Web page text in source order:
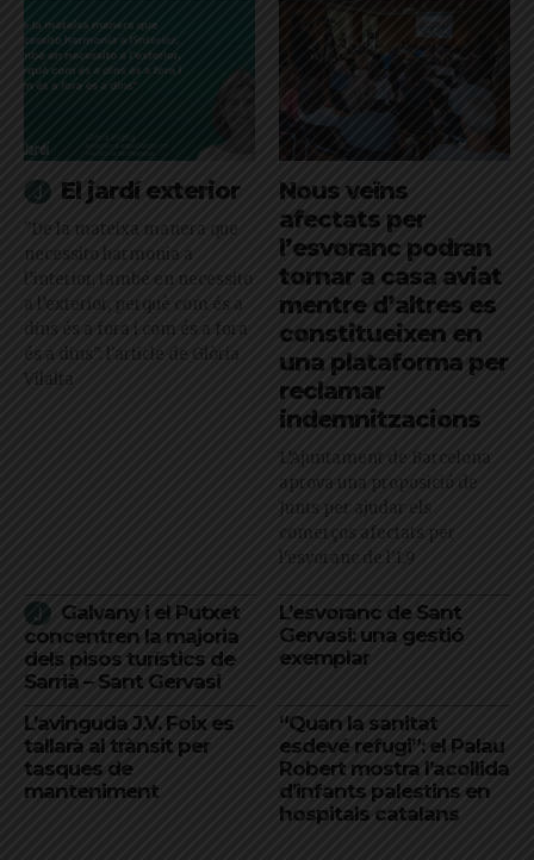
El jardí exterior
"De la mateixa manera que
necessito harmonia a
l’interior, també en necessito
a l’exterior, perquè com és a
dins és a fora i com és a fora
és a dins": l'article de Glòria
Vilalta
Nous veïns
afectats per
l’esvoranc podran
tornar a casa aviat
mentre d’altres es
constitueixen en
una plataforma per
reclamar
indemnitzacions
L’Ajuntament de Barcelona
aprova una proposició de
Junts per ajudar els
comerços afectats per
l'esvoranc de l'L9
Galvany i el Putxet
concentren la majoria
dels pisos turístics de
Sarrià – Sant Gervasi
L’esvoranc de Sant
Gervasi: una gestió
exemplar
L’avinguda J.V. Foix es
tallarà al trànsit per
tasques de
manteniment
“Quan la sanitat
esdevé refugi”: el Palau
Robert mostra l’acollida
d’infants palestins en
hospitals catalans